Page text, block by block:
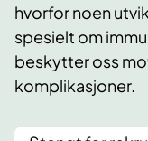
hvorfor noen
spesielt om
beskytter oss
komplikasjoner.